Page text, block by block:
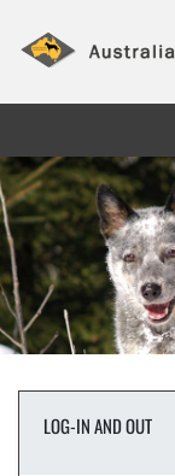
LOG-IN AND OUT